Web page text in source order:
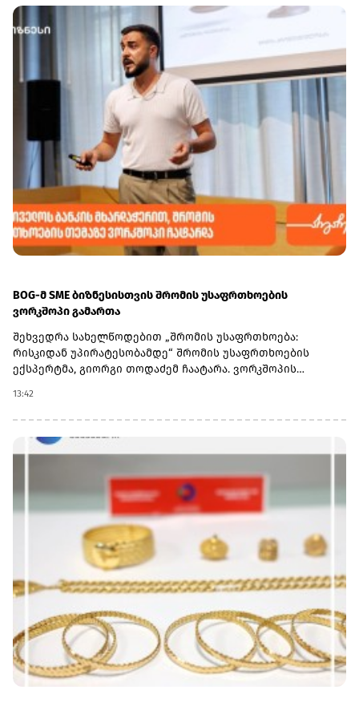
BOG-მ SME ბიზნესისთვის შრომის უსაფრთხოების
ვორკშოპი გამართა
შეხვედრა სახელწოდებით „შრომის უსაფრთხოება:
რისკიდან უპირატესობამდე“ შრომის უსაფრთხოების
ექსპერტმა, გიორგი თოდაძემ ჩაატარა. ვორკშოპის
სტანდარტების დანერგვა ბიზნესის მდგრადი
განვითარების, ფინანსური სტაბილურობისა და
რეპუტაციის გაძლიერების ინსტრუმენტად.ღონისძიებაზე
როგორიცაა უსაფრთხოების ეკონომიკა და ინვესტიციის
უკუგება (ROI); როგორ გადაიქცეს უსაფრთხოება ბიზნესის
სტრატეგიულ უპირატესობად; თანამშრომელთა
რესურსების მართვა; ლიდერის როლი უსაფრთხოების
კულტურის ჩამოყალიბებაში და ნდობაზე დაფუძნებული
სამუშაო გარემოს შექმნა.მონაწილეებმა ასევე მიიღეს
პრაქტიკული რეკომენდაციები კრიზისების მართვისა და
ბიზნესის უწყვეტობის დაგეგმვის (BCP) მიმართულებით -
როგორ მოემზადონ კომპანიები ფორსმაჟორული
სიტუაციებისთვის და შეამცირონ შესაძლო ფინანსური თუ
ოპერაციული რისკები.„საქართველოს ბანკი მცირე და
საშუალო ბიზნესის მხარდასაჭერად მუდმივად ქმნის ახალ
შესაძლებლობებს. მოხარული ვართ, რომ გვაქვს
13:42